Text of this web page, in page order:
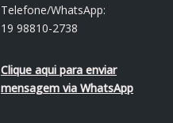
Telefone/WhatsApp:
19 98810-2738
Clique aqui para enviar
mensagem via WhatsApp